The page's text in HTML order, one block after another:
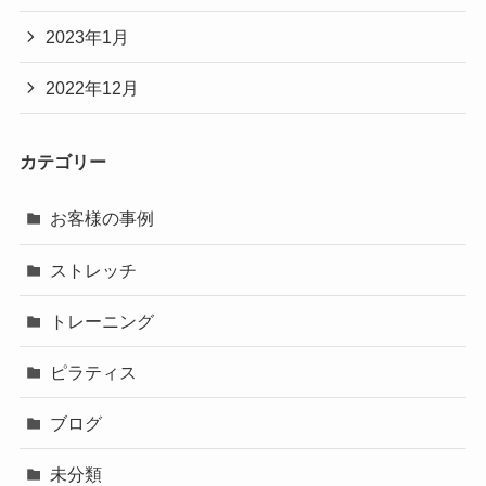
2023年1月
2022年12月
カテゴリー
お客様の事例
ストレッチ
トレーニング
ピラティス
ブログ
未分類